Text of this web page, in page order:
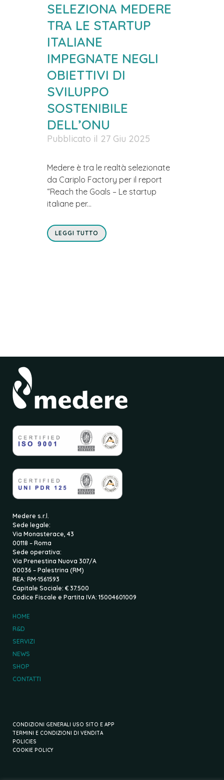
SELEZIONA MEDERE
TRA LE STARTUP
ITALIANE
IMPEGNATE NEGLI
OBIETTIVI DI
SVILUPPO
SOSTENIBILE
DELL’ONU
Pubblicato il 27 Giu 2025
Medere è tra le realtà selezionate
da Cariplo Factory per il report
“Reach the Goals – Le startup
italiane per...
LEGGI TUTTO
Medere s.r.l.
Sede legale:
Via Monasterace, 43
00118 – Roma
Sede operativa:
Via Prenestina Nuova 307/A
00036 – Palestrina (RM)
REA: RM-1561593
Capitale Sociale: € 37.500
Codice Fiscale e Partita IVA: 15004601009
HOME
R&D
SERVIZI
NEWS
SHOP
CONTATTI
CONDIZIONI GENERALI USO SITO E APP
TERMINI E CONDIZIONI DI VENDITA
POLICIES
COOKIE POLICY